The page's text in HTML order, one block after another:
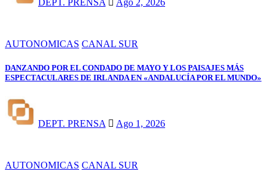
AUTONOMICAS CANAL SUR
DANZANDO POR EL CONDADO DE MAYO Y LOS PAISAJES MÁS
ESPECTACULARES DE IRLANDA EN «ANDALUCÍA POR EL MUNDO»
DEPT. PRENSA Ago 1, 2026
AUTONOMICAS CANAL SUR